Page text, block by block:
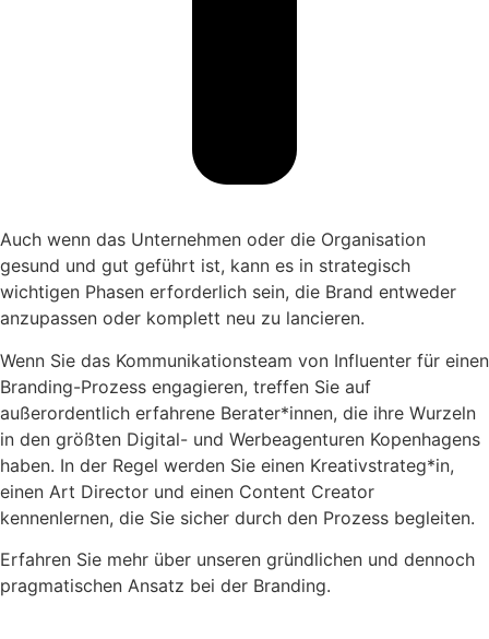
Auch wenn das Unternehmen oder die Organisation
gesund und gut geführt ist, kann es in strategisch
wichtigen Phasen erforderlich sein, die Brand entweder
anzupassen oder komplett neu zu lancieren.
Wenn Sie das Kommunikationsteam von Influenter für einen
Branding-Prozess engagieren, treffen Sie auf
außerordentlich erfahrene Berater*innen, die ihre Wurzeln
in den größten Digital- und Werbeagenturen Kopenhagens
haben. In der Regel werden Sie einen Kreativstrateg*in,
einen Art Director und einen Content Creator
kennenlernen, die Sie sicher durch den Prozess begleiten.
Erfahren Sie mehr über unseren gründlichen und dennoch
pragmatischen Ansatz bei der Branding.